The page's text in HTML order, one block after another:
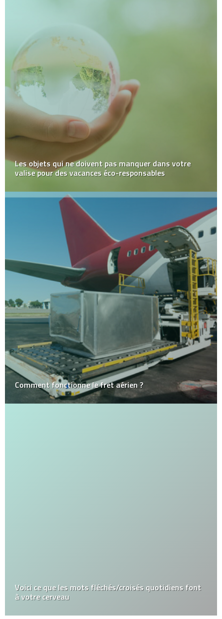
Les objets qui ne doivent pas manquer dans votre
valise pour des vacances éco-responsables
Comment fonctionne le fret aérien ?
Voici ce que les mots fléchés/croisés quotidiens font
à votre cerveau